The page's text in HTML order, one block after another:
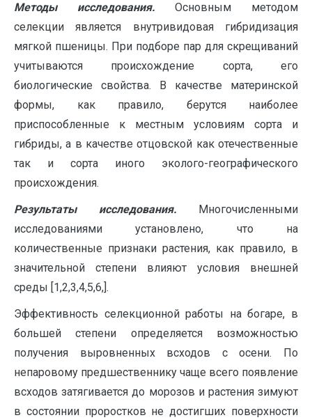
Методы исследования. Основным методом
селекции является внутривидовая гибридизация
мягкой пшеницы. При подборе пар для скрещиваний
учитываются происхождение сорта, его
биологические свойства. В качестве материнской
формы, как правило, берутся наиболее
приспособленные к местным условиям сорта и
гибриды, а в качестве отцовской как отечественные
так и сорта иного эколого-географического
происхождения.
Результаты исследования. Многочисленными
исследованиями установлено, что на
количественные признаки растения, как правило, в
значительной степени влияют условия внешней
среды [1,2,3,4,5,6,].
Эффективность селекционной работы на богаре, в
большей степени определяется возможностью
получения выровненных всходов с осени. По
непаровому предшественнику чаще всего появление
всходов затягивается до морозов и растения зимуют
в состоянии проростков не достигших поверхности